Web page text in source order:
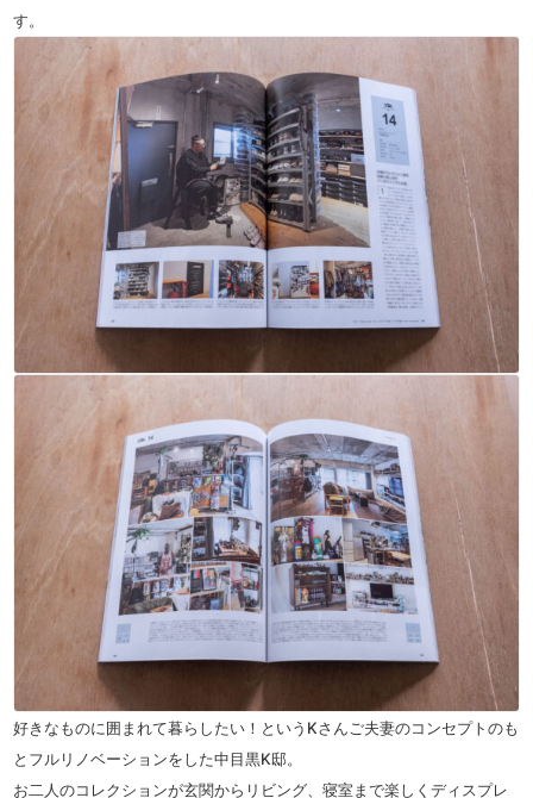
す。
好きなものに囲まれて暮らしたい！というKさんご夫妻のコンセプトのも
とフルリノベーションをした中目黒K邸。
お二人のコレクションが玄関からリビング、寝室まで楽しくディスプレ